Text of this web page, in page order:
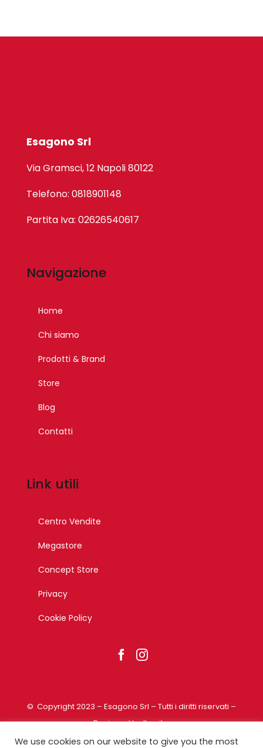
Esagono Srl
Via Gramsci, 12 Napoli 80122
Telefono: 0818901148
Partita Iva: 02626540617
Navigazione
Home
Chi siamo
Prodotti & Brand
Store
Blog
Contatti
Link utili
Centro Vendite
Megastore
Concept Store
Privacy
Cookie Policy
© Copyright 2023 – Esagono Srl – Tutti i diritti riservati –
Designed by Ikonika
We use cookies on our website to give you the most